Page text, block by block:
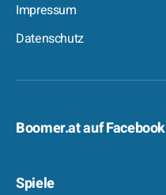
Impressum
Datenschutz
Boomer.at auf Facebook
Spiele